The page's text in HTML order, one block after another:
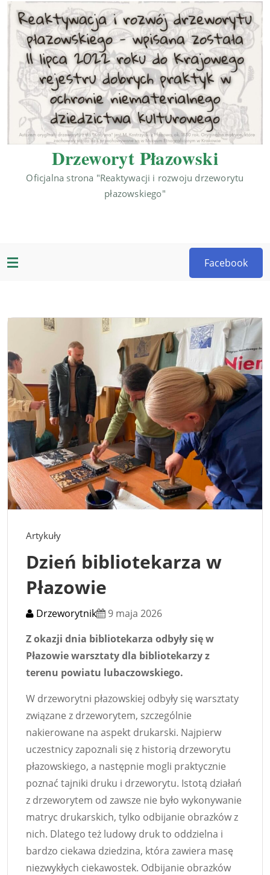
Drzeworyt Płazowski
Oficjalna strona "Reaktywacji i rozwoju drzeworytu
płazowskiego"
Facebook
Artykuły
Dzień bibliotekarza w
Płazowie
Drzeworytnik
9 maja 2026
Z okazji dnia bibliotekarza odbyły się w
Płazowie warsztaty dla bibliotekarzy z
terenu powiatu lubaczowskiego.
W drzeworytni płazowskiej odbyły się warsztaty
związane z drzeworytem, szczególnie
nakierowane na aspekt drukarski. Najpierw
uczestnicy zapoznali się z historią drzeworytu
płazowskiego, a następnie mogli praktycznie
poznać tajniki druku i drzeworytu. Istotą działań
z drzeworytem od zawsze nie było wykonywanie
matryc drukarskich, tylko odbijanie obrazków z
nich. Dlatego też ludowy druk to oddzielna i
bardzo ciekawa dziedzina, która zawiera masę
niezwykłych ciekawostek. Odbijanie obrazków